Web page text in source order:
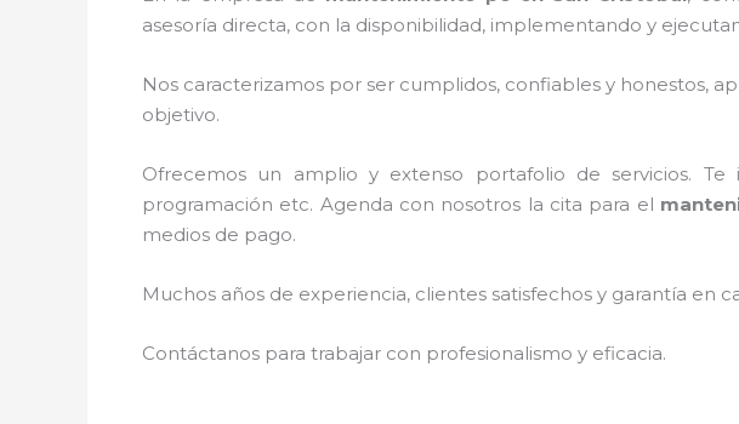
asesoría directa, con la disponibilidad, implementando y
Nos caracterizamos por ser cumplidos, confiables y honestos,
objetivo.
Ofrecemos un amplio y extenso portafolio de servicios.
programación etc. Agenda con nosotros la cita para el
medios de pago.
Muchos años de experiencia, clientes satisfechos y garantía en
Contáctanos para trabajar con profesionalismo y eficacia.